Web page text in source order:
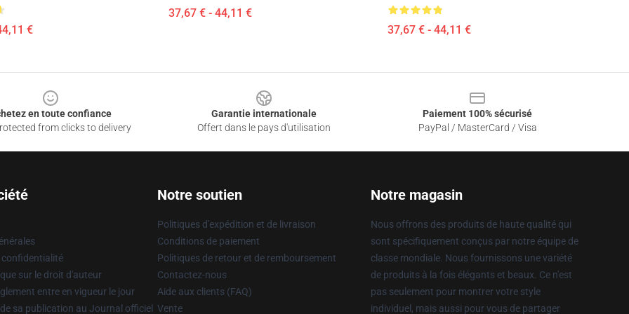
€
37,67 € - 44,11 €
37,67 € - 44,11 €
en toute confiance
from clicks to delivery
Garantie internationale
Offert dans le pays d'utilisation
Paiement 100% sécurisé
PayPal / MasterCard / Visa
confidentialité
sur le droit d'auteur
entre en vigueur le jour
sa publication au Journal officiel
Notre soutien
Politiques d'expédition et de livraison
Conditions de paiement
Politiques de retour et de remboursement
Contactez-nous
Aide aux clients (FAQ)
Vente
Notre magasin
Nous offrons des produits de haute qualité qui
sont spécifiquement conçus par notre équipe de
classe mondiale. Nous fournissons une variété
de produits à la fois élégants et beaux. Ce n'est
pas seulement pour montrer votre style
individuel, mais aussi pour vous de partager